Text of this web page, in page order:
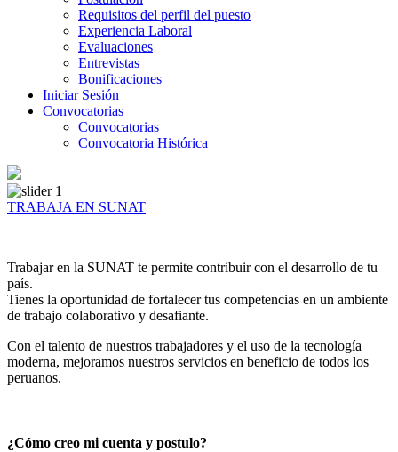
Requisitos del perfil del puesto
Experiencia Laboral
Evaluaciones
Entrevistas
Bonificaciones
Iniciar Sesión
Convocatorias
Convocatorias
Convocatoria Histórica
TRABAJA EN SUNAT
Trabajar en la SUNAT te permite contribuir con el desarrollo de tu
país.
Tienes la oportunidad de fortalecer tus competencias en un ambiente
de trabajo colaborativo y desafiante.
Con el talento de nuestros trabajadores y el uso de la tecnología
moderna, mejoramos nuestros servicios en beneficio de todos los
peruanos.
¿Cómo creo mi cuenta y postulo?